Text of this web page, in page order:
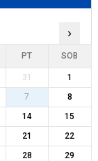
›
PT SOB
31
1
7
8
14
15
21
22
28
29